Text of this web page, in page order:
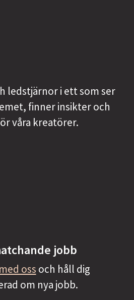
ledstjärnor i ett som ser
finner insikter och
våra kreatörer.
jobb
oss och håll dig
om nya jobb.